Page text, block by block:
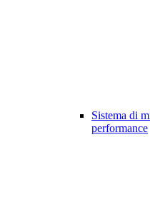
Sistema di
performance